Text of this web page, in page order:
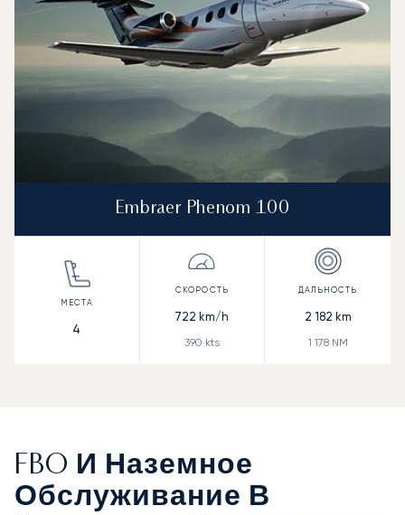
Embraer Phenom 100
4
722 km/h
390 kts
2 182 km
1 178NM
FBO И Наземное
Обслуживание В